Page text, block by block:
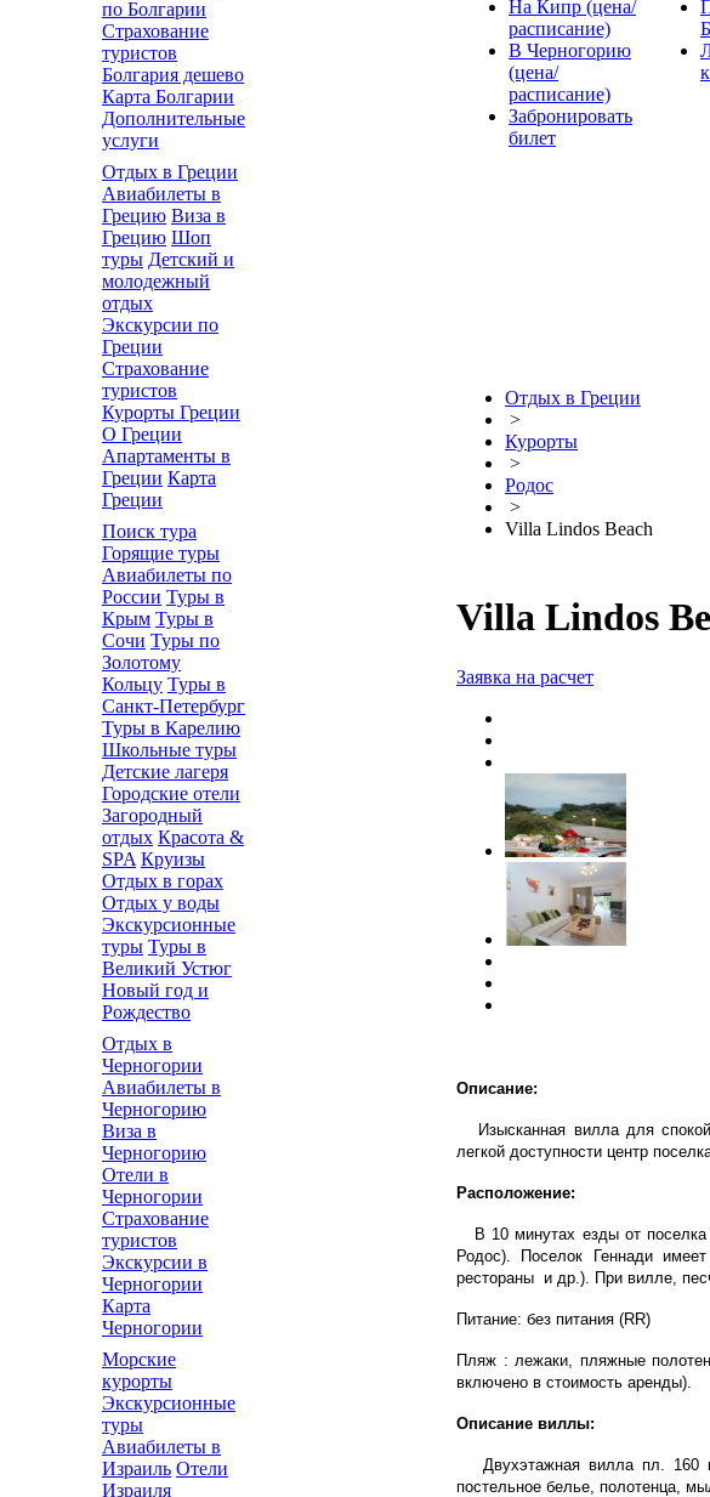
по Болгарии
Страхование
туристов
Болгария дешево
Карта Болгарии
Дополнительные
услуги
Отдых в Греции
Авиабилеты в
Грецию Виза в
Грецию Шоп
туры Детский и
молодежный
отдых
Экскурсии по
Греции
Страхование
туристов
Курорты Греции
О Греции
Апартаменты в
Греции Карта
Греции
Поиск тура
Горящие туры
Авиабилеты по
России Туры в
Крым Туры в
Сочи Туры по
Золотому
Кольцу Туры в
Санкт-Петербург
Туры в Карелию
Школьные туры
Детские лагеря
Городские отели
Загородный
отдых Красота &
SPA Круизы
Отдых в горах
Отдых у воды
Экскурсионные
туры Туры в
Великий Устюг
Новый год и
Рождество
Отдых в
Черногории
Авиабилеты в
Черногорию
Виза в
Черногорию
Отели в
Черногории
Страхование
туристов
Экскурсии в
Черногории
Карта
Черногории
Морские
курорты
Экскурсионные
туры
Авиабилеты в
Израиль Отели
Израиля
На Кипр (цена/
расписание)
В Черногорию
(цена/
расписание)
Забронировать
билет
Отдых в Греции
>
Курорты
>
Родос
>
Villa Lindos Beach
Villa Lindos
Заявка на расчет
Описание:
Изысканная вилла для
легкой доступности центр
Расположение:
В 10 минутах езды от поселка
Родос). Поселок Геннади
рестораны и др.). При вилле,
Питание: без питания (RR)
Пляж : лежаки, пляжные
включено в стоимость аренды).
Описание виллы:
Двухэтажная вилла пл. 160
постельное белье, полотенца,